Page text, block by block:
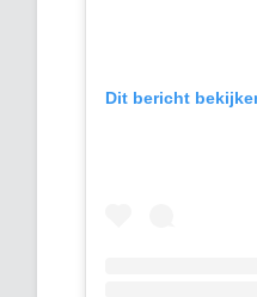
Dit bericht